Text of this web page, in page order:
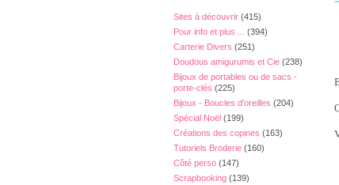
Sites à découvrir (415)
Pour info et plus ...
(394)
Carterie Divers (251)
Doudous amigurumis et Cie (238)
Bijoux de portables ou de sacs -
porte-clés (225)
Bijoux - Boucles d'oreilles (204)
Spécial Noël (199)
Créations des copines (163)
Tutoriels Broderie (160)
Côté perso (147)
Scrapbooking (139)